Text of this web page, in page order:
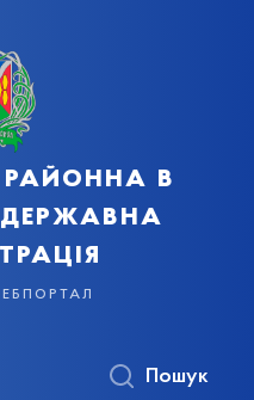
в
державна
Пошук